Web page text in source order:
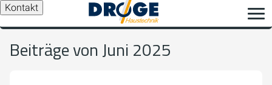
Kontakt
Beiträge von Juni 2025